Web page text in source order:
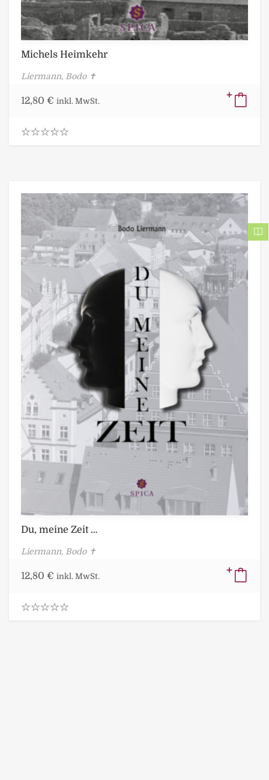
Michels Heimkehr
Liermann, Bodo ✝
12,80 € inkl. MwSt.
u
t
f
Du, meine Zeit …
Liermann, Bodo ✝
12,80 € inkl. MwSt.